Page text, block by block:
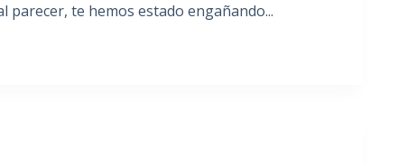
te hemos estado engañando...